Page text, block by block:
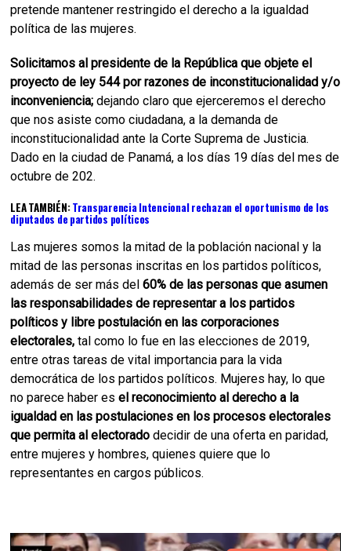
pretende mantener restringido el derecho a la igualdad
política de las mujeres.
Solicitamos al presidente de la República que objete el
proyecto de ley 544 por razones de inconstitucionalidad y/o
inconveniencia;dejando claro que ejerceremos el derecho
que nos asiste como ciudadana, a la demanda de
inconstitucionalidad ante la Corte Suprema de Justicia.
Dado en la ciudad de Panamá, a los días 19 días del mes de
octubre de 202.
LEA TAMBIÉN:Transparencia Intencional rechazan el oportunismo de los
diputados de partidos políticos
Las mujeres somos la mitad de la población nacional y la
mitad de las personas inscritas en los partidos políticos,
además de ser más del60% de las personas que asumen
las responsabilidades de representar a los partidos
políticos y libre postulación en las corporaciones
electorales,tal como lo fue en las elecciones de 2019,
entre otras tareas de vital importancia para la vida
democrática de los partidos políticos. Mujeres hay, lo que
no parece haber esel reconocimiento al derecho a la
igualdad en las postulaciones en los procesos electorales
que permita al electorado decidir de una oferta en paridad,
entre mujeres y hombres, quienes quiere que lo
representantes en cargos públicos.